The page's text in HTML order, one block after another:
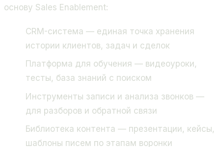
основу Sales Enablement:
CRM-система — единая точка хранения
истории клиентов, задач и сделок
Платформа для обучения — видеоуроки,
тесты, база знаний с поиском
Инструменты записи и анализа звонков —
для разборов и обратной связи
Библиотека контента — презентации, кейсы,
шаблоны писем по этапам воронки